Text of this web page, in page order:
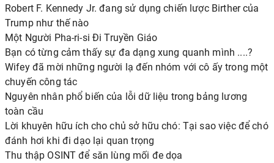
Robert F. Kennedy Jr. đang sử dụng chiến lược Birther của
Trump như thế nào
Một Người Pha-ri-si Đi Truyền Giáo
Bạn có từng cảm thấy sự đa dạng xung quanh mình ....?
Wifey đã mời những người lạ đến nhóm với cô ấy trong một
chuyến công tác
Nguyên nhân phổ biến của lỗi dữ liệu trong bảng lương
toàn cầu
Lời khuyên hữu ích cho chủ sở hữu chó: Tại sao việc để chó
đánh hơi khi đi dạo lại quan trọng
Thu thập OSINT để săn lùng mối đe dọa